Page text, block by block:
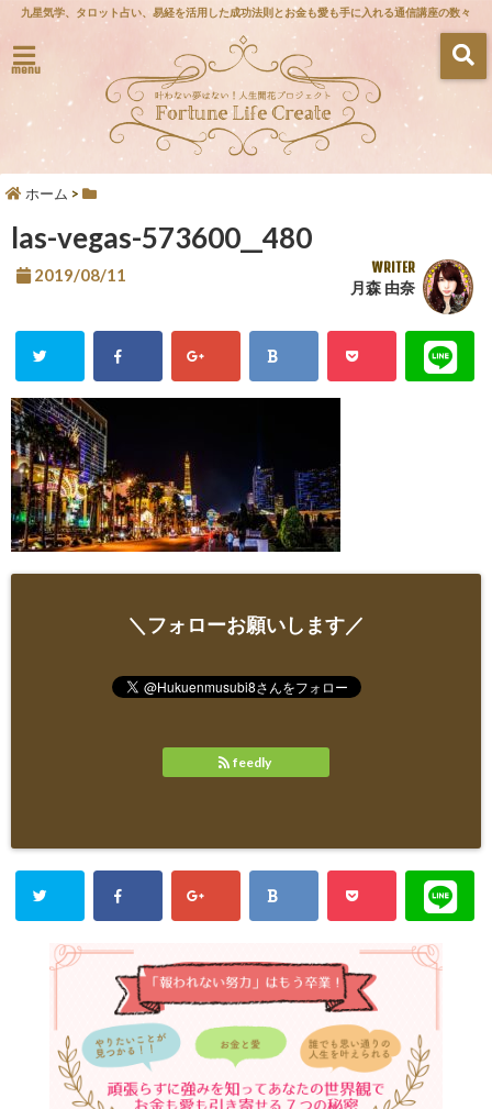
九星気学、タロット占い、易経を活用した成功法則とお金も愛も手に入れる通信講座の数々
menu
ホーム >
las-vegas-573600__480
2019/08/11 WRITER
月森 由奈
＼フォローお願いします／
feedly